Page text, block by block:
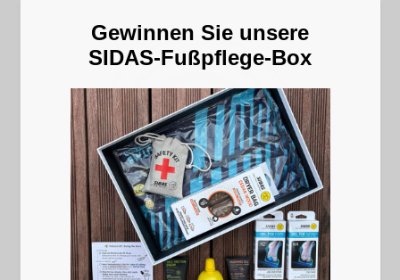
Gewinnen Sie unsere
SIDAS-Fußpflege-Box